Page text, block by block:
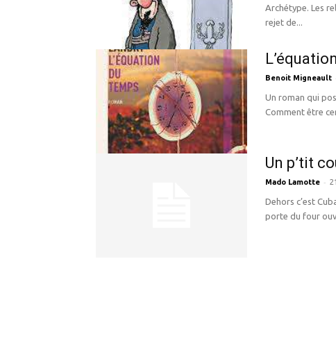
Archétype. Les
rejet de...
Benoit Migneault
Un roman qui
Comment être
Un p’tit
Mado Lamotte -
Dehors c’est
porte du four